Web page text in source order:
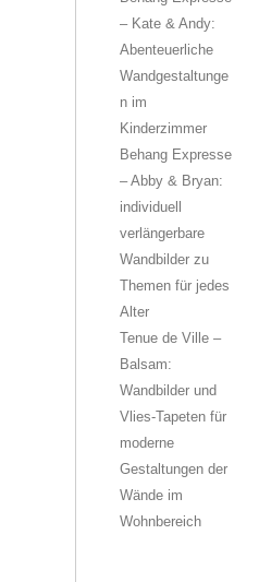
– Kate & Andy:
Abenteuerliche
Wandgestaltunge
n im
Kinderzimmer
Behang Expresse
– Abby & Bryan:
individuell
verlängerbare
Wandbilder zu
Themen für jedes
Alter
Tenue de Ville –
Balsam:
Wandbilder und
Vlies-Tapeten für
moderne
Gestaltungen der
Wände im
Wohnbereich